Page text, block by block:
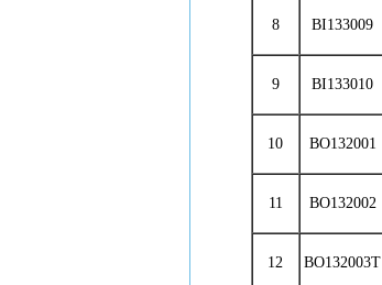
8 BI133009
9 BI133010
10 BO132001
11 BO132002
12 BO132003T